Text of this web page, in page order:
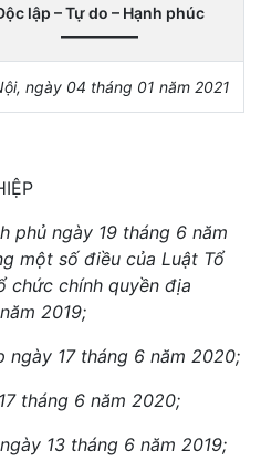
lập – Tự do – Hạnh phúc
—————
ngày 04 tháng 01 năm 2021
phủ ngày 19 tháng 6 năm
một số điều của Luật Tổ
chức chính quyền địa
2019;
ngày 17 tháng 6 năm 2020;
tháng 6 năm 2020;
13 tháng 6 năm 2019;